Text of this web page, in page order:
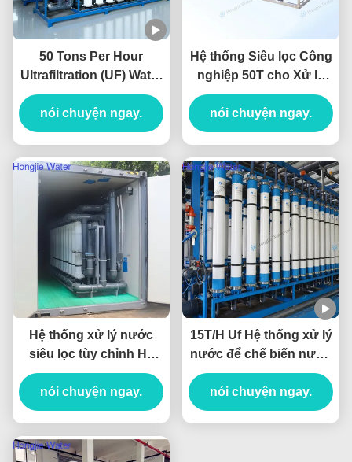
50 Tons Per Hour
Ultrafiltration (UF) Water
Treatment System For
Pretreatment System
nói chuyện ngay.
Hệ thống Siêu lọc Công
nghiệp 50T cho Xử lý
Nước
nói chuyện ngay.
Hệ thống xử lý nước
siêu lọc tùy chỉnh Hệ
thống lọc UF 0.25T/H-
1000T/H
nói chuyện ngay.
15T/H Uf Hệ thống xử lý
nước để chế biến nước
trái cây và đồ uống
nói chuyện ngay.